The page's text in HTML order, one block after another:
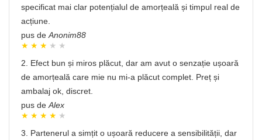
specificat mai clar potențialul de amorțeală și timpul real de
acțiune.
pus de Anonim88
2. Efect bun și miros plăcut, dar am avut o senzație ușoară
de amorțeală care mie nu mi-a plăcut complet. Preț și
ambalaj ok, discret.
pus de Alex
3. Partenerul a simțit o ușoară reducere a sensibilității, dar